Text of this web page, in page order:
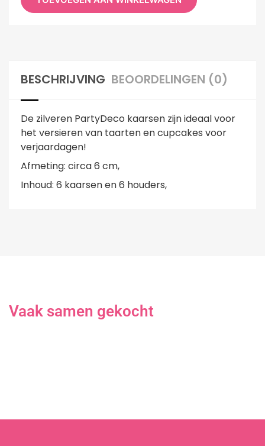
BESCHRIJVING BEOORDELINGEN (0)
De zilveren PartyDeco kaarsen zijn ideaal voor
het versieren van taarten en cupcakes voor
verjaardagen!
Afmeting: circa 6 cm,
Inhoud: 6 kaarsen en 6 houders,
Vaak samen gekocht